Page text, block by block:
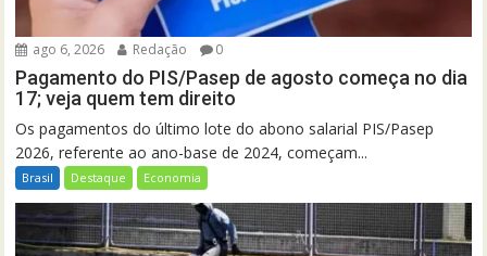
ago 6, 2026 Redação 0
Pagamento do PIS/Pasep de agosto começa no dia
17; veja quem tem direito
Os pagamentos do último lote do abono salarial PIS/Pasep
2026, referente ao ano-base de 2024, começam...
Brasil Destaque Economia